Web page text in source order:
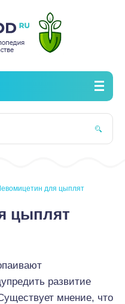
для цыплят
цыплят
развитие
мнение, что